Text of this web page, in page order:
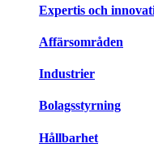
Expertis och
Affärsområden
Industrier
Bolagsstyrning
Hållbarhet